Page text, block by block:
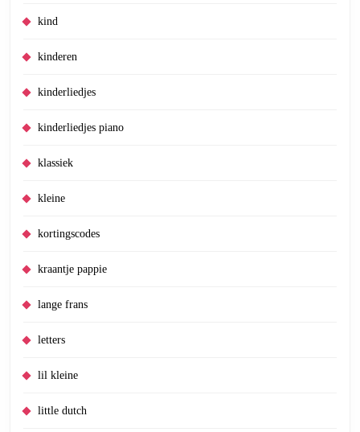
kind
kinderen
kinderliedjes
kinderliedjes piano
klassiek
kleine
kortingscodes
kraantje pappie
lange frans
letters
lil kleine
little dutch